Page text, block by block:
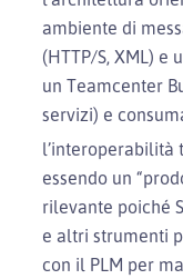
ambiente di
(HTTP/S, XML) e
un Teamcenter
servizi) e
l’interoperabilità
essendo un
rilevante poiché
e altri strumenti
con il PLM per